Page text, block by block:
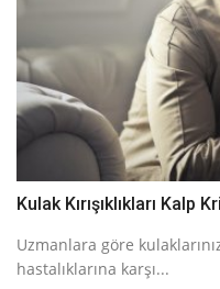
Kulak Kırışıklıkları
Uzmanlara göre
hastalıklarına karşı...